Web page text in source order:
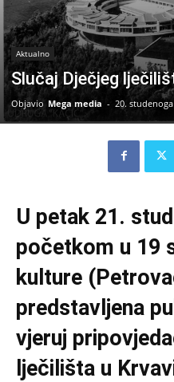
Aktualno
Slučaj Dječjeg
Objavio Mega media - 20.
U petak 21.
početkom u 19
kulture
predstavljena
vjeruj
lječilišta u